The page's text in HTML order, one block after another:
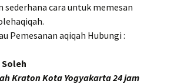
sederhana cara untuk memesan
Pemesanan aqiqah Hubungi :
Soleh
Kraton Kota Yogyakarta 24 jam